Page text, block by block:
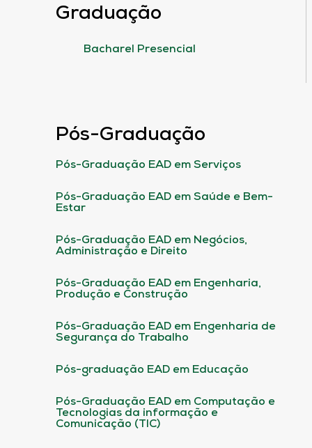
Graduação
Bacharel Presencial
Pós-Graduação
Pós-Graduação EAD em Serviços
Pós-Graduação EAD em Saúde e Bem-
Estar
Pós-Graduação EAD em Negócios,
Administração e Direito
Pós-Graduação EAD em Engenharia,
Produção e Construção
Pós-Graduação EAD em Engenharia de
Segurança do Trabalho
Pós-graduação EAD em Educação
Pós-Graduação EAD em Computação e
Tecnologias da informação e
Comunicação (TIC)